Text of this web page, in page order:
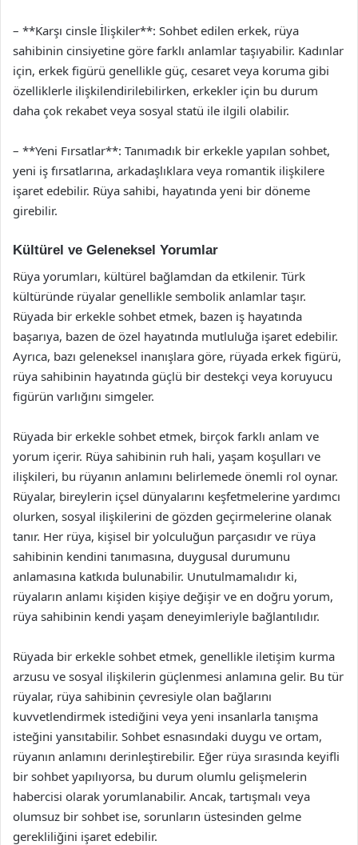
– **Karşı cinsle İlişkiler**: Sohbet edilen erkek, rüya
sahibinin cinsiyetine göre farklı anlamlar taşıyabilir. Kadınlar
için, erkek figürü genellikle güç, cesaret veya koruma gibi
özelliklerle ilişkilendirilebilirken, erkekler için bu durum
daha çok rekabet veya sosyal statü ile ilgili olabilir.
– **Yeni Fırsatlar**: Tanımadık bir erkekle yapılan sohbet,
yeni iş fırsatlarına, arkadaşlıklara veya romantik ilişkilere
işaret edebilir. Rüya sahibi, hayatında yeni bir döneme
girebilir.
Kültürel ve Geleneksel Yorumlar
Rüya yorumları, kültürel bağlamdan da etkilenir. Türk
kültüründe rüyalar genellikle sembolik anlamlar taşır.
Rüyada bir erkekle sohbet etmek, bazen iş hayatında
başarıya, bazen de özel hayatında mutluluğa işaret edebilir.
Ayrıca, bazı geleneksel inanışlara göre, rüyada erkek figürü,
rüya sahibinin hayatında güçlü bir destekçi veya koruyucu
figürün varlığını simgeler.
Rüyada bir erkekle sohbet etmek, birçok farklı anlam ve
yorum içerir. Rüya sahibinin ruh hali, yaşam koşulları ve
ilişkileri, bu rüyanın anlamını belirlemede önemli rol oynar.
Rüyalar, bireylerin içsel dünyalarını keşfetmelerine yardımcı
olurken, sosyal ilişkilerini de gözden geçirmelerine olanak
tanır. Her rüya, kişisel bir yolculuğun parçasıdır ve rüya
sahibinin kendini tanımasına, duygusal durumunu
anlamasına katkıda bulunabilir. Unutulmamalıdır ki,
rüyaların anlamı kişiden kişiye değişir ve en doğru yorum,
rüya sahibinin kendi yaşam deneyimleriyle bağlantılıdır.
Rüyada bir erkekle sohbet etmek, genellikle iletişim kurma
arzusu ve sosyal ilişkilerin güçlenmesi anlamına gelir. Bu tür
rüyalar, rüya sahibinin çevresiyle olan bağlarını
kuvvetlendirmek istediğini veya yeni insanlarla tanışma
isteğini yansıtabilir. Sohbet esnasındaki duygu ve ortam,
rüyanın anlamını derinleştirebilir. Eğer rüya sırasında keyifli
bir sohbet yapılıyorsa, bu durum olumlu gelişmelerin
habercisi olarak yorumlanabilir. Ancak, tartışmalı veya
olumsuz bir sohbet ise, sorunların üstesinden gelme
gerekliliğini işaret edebilir.